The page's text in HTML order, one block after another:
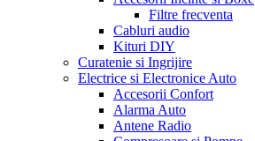
Filtre frecventa
Cabluri audio
Kituri DIY
Curatenie si Ingrijire
Electrice si Electronice Auto
Accesorii Confort
Alarma Auto
Antene Radio